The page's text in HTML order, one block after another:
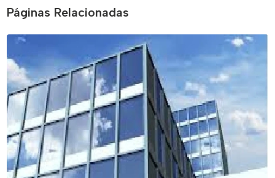
Páginas Relacionadas